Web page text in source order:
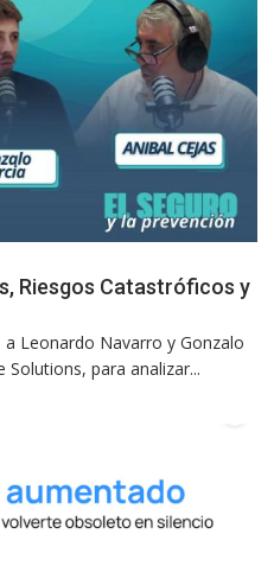
Riesgos Catastróficos y
Leonardo Navarro y Gonzalo
Solutions, para analizar...